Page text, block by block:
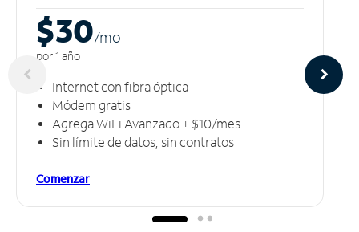
$30/mo
por 1 año
Internet con fibra óptica
Módem gratis
Agrega WiFi Avanzado + $10/mes
Sin límite de datos, sin contratos
Comenzar